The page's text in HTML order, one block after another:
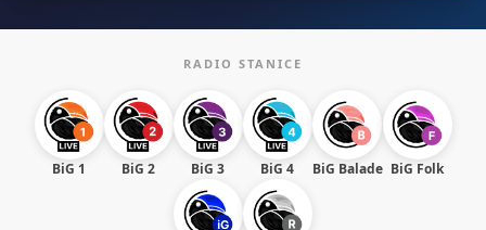
RADIO STANICE
BiG 1 BiG 2 BiG 3 BiG 4 BiG Balade BiG Folk